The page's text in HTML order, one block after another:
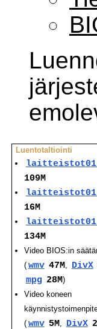
Luentotaltiointi
109M
16M
134M
Video BIOS:in
( wmv 47M DivX
mpg 28M)
Video koneen
( wmv 5M DivX